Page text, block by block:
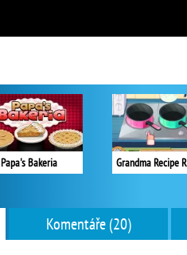
Papa's Bakeria Grandma Recipe
Komentáře (20)